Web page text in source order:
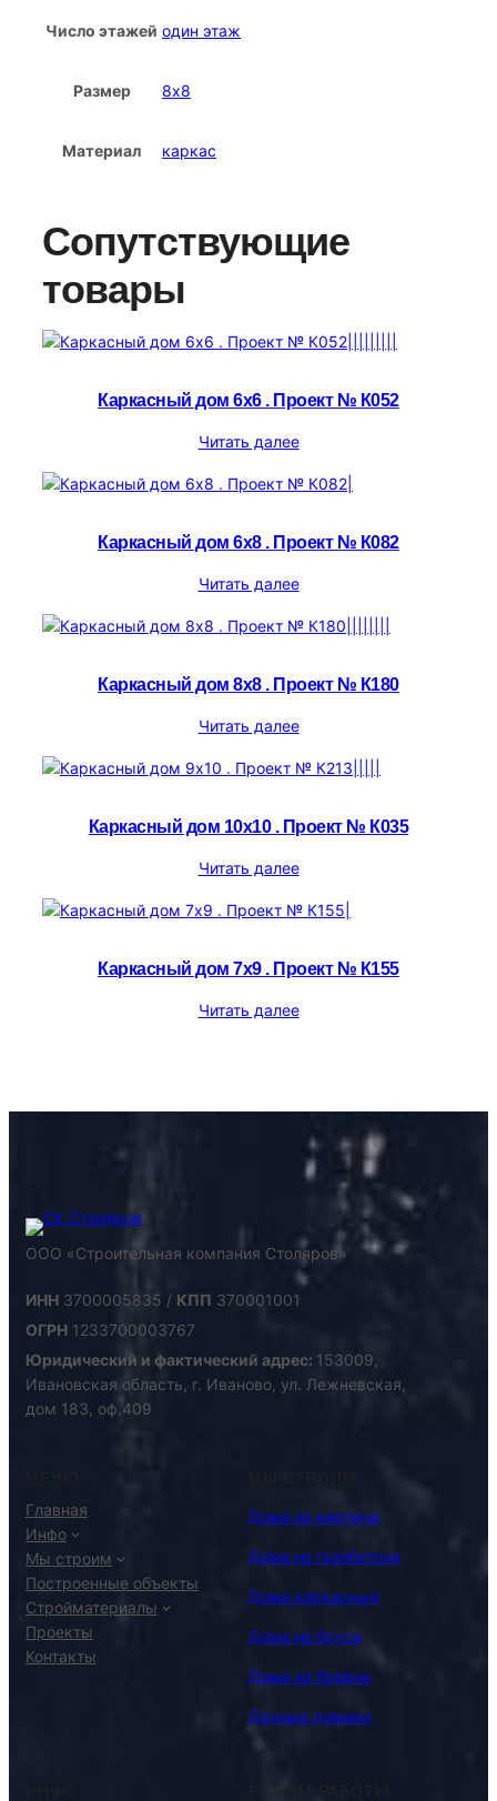
Число этажей один этаж
Размер 8х8
Материал каркас
Сопутствующие
товары
Каркасный дом 6х6 . Проект № К052
Читать далее
Каркасный дом 6х8 . Проект № К082
Читать далее
Каркасный дом 8х8 . Проект № К180
Читать далее
Каркасный дом 10х10 . Проект № К035
Читать далее
Каркасный дом 7х9 . Проект № К155
Читать далее
ООО «Строительная компания Столяров»
ИНН 3700005835 / КПП 370001001
ОГРН 1233700003767
Юридический и фактический адрес: 153009,
Ивановская область, г. Иваново, ул. Лежневская,
дом 183, оф.409
Главная
Инфо
Мы строим
Построенные объекты
Стройматериалы
Проекты
Контакты
Дома из кирпича
Дома из газобетона
Дома каркасные
Дома из бруса
Дома из бревна
Дачные домики